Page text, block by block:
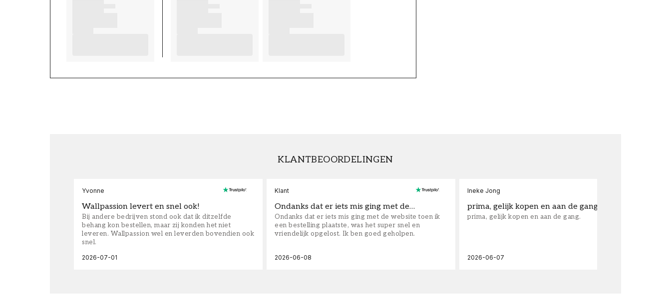
KLANTBEOORDELINGEN
Yvonne
Wallpassion levert en snel ook!
Bij andere bedrijven stond ook dat ik ditzelfde
behang kon bestellen, maar zij konden het niet
leveren. Wallpassion wel en leverden bovendien ook
snel.
2026-07-01
Klant
Ondanks dat er iets mis ging met de…
Ondanks dat er iets mis ging met de website toen ik
een bestelling plaatste, was het super snel en
vriendelijk opgelost. Ik ben goed geholpen.
2026-06-08
Ineke Jong
prima, gelijk kopen en aan de gang.
prima, gelijk kopen en aan de gang.
2026-06-07